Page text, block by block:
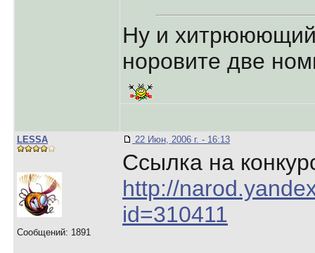
Ну и
норовите две
LESSA
Сообщений: 1891
22 Июн, 2006 г. - 16:13
Ссылка на
http://
id=310411